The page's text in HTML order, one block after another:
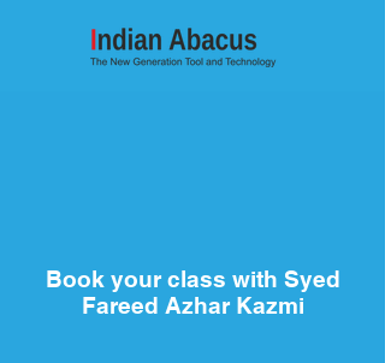
Book your class with Syed
Fareed Azhar Kazmi